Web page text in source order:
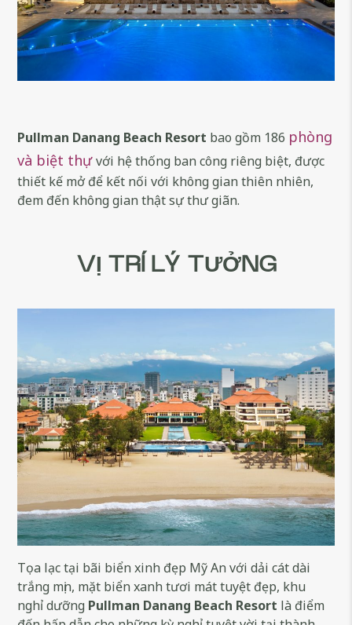
Pullman Danang Beach Resort bao gồm 186 phòng
và biệt thự với hệ thống ban công riêng biệt, được
thiết kế mở để kết nối với không gian thiên nhiên,
đem đến không gian thật sự thư giãn.
VỊ TRÍ LÝ TƯỞNG
Tọa lạc tại bãi biển xinh đẹp Mỹ An với dải cát dài
trắng mịn, mặt biển xanh tươi mát tuyệt đẹp, khu
nghỉ dưỡng Pullman Danang Beach Resort là điểm